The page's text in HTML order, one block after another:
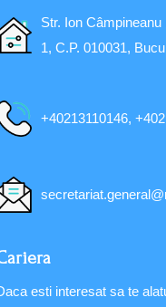
Str. Ion Câmpineanu
1, C.P. 010031,
+40213110146,
esti interesat sa te